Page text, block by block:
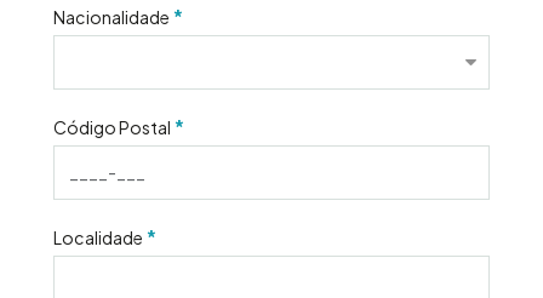
Nacionalidade *
Código Postal *
Localidade *